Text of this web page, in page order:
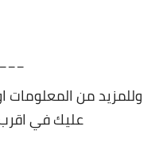
وللمزيد من المعلومات
عليك في